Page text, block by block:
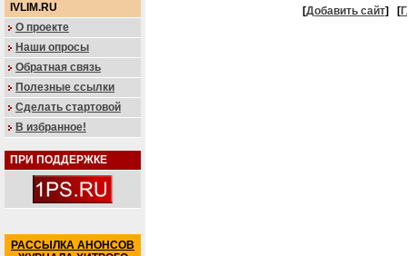
IVLIM.RU
О проекте
Наши опросы
Обратная связь
Полезные ссылки
Сделать стартовой
В избранное!
ПРИ ПОДДЕРЖКЕ
РАССЫЛКА АНОНСОВ
[Добавить сайт] [